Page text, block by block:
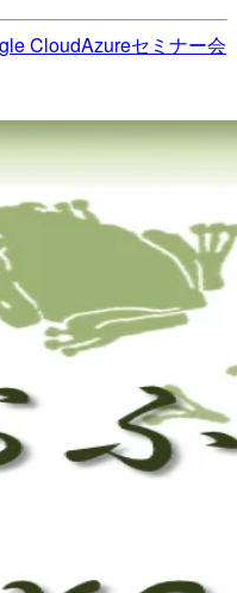
CloudAzureセミナー会